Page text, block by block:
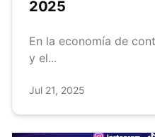
2025
En la economía de
y el...
Jul 21, 2025